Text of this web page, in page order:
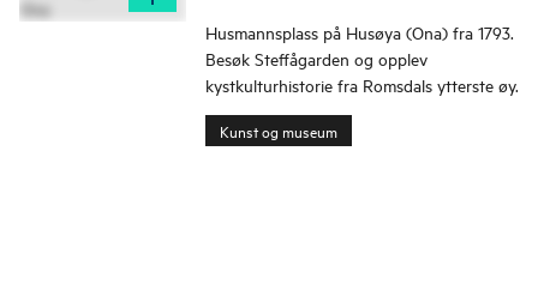
Husmannsplass på Husøya (Ona) fra 1793.
Besøk Steﬀågarden og opplev
kystkulturhistorie fra Romsdals ytterste øy.
Kunst og museum